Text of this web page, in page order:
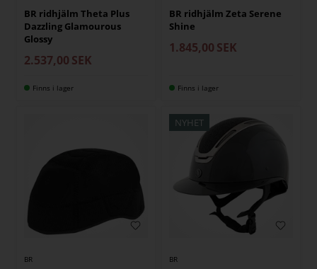
BR ridhjälm Theta Plus
Dazzling Glamourous
Glossy
2.537,00 SEK
Finns i lager
BR ridhjälm Zeta Serene
Shine
1.845,00 SEK
Finns i lager
BR
NYHET
BR